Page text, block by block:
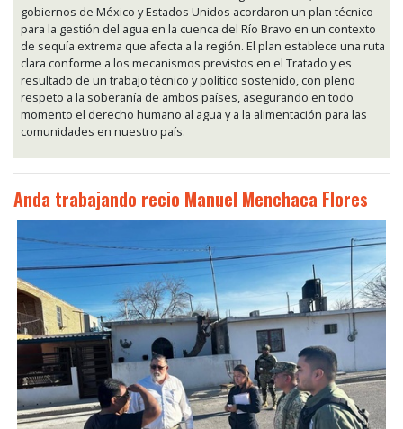
gobiernos de México y Estados Unidos acordaron un plan técnico
para la gestión del agua en la cuenca del Río Bravo en un contexto
de sequía extrema que afecta a la región. El plan establece una ruta
clara conforme a los mecanismos previstos en el Tratado y es
resultado de un trabajo técnico y político sostenido, con pleno
respeto a la soberanía de ambos países, asegurando en todo
momento el derecho humano al agua y a la alimentación para las
comunidades en nuestro país.
Anda trabajando recio Manuel Menchaca Flores